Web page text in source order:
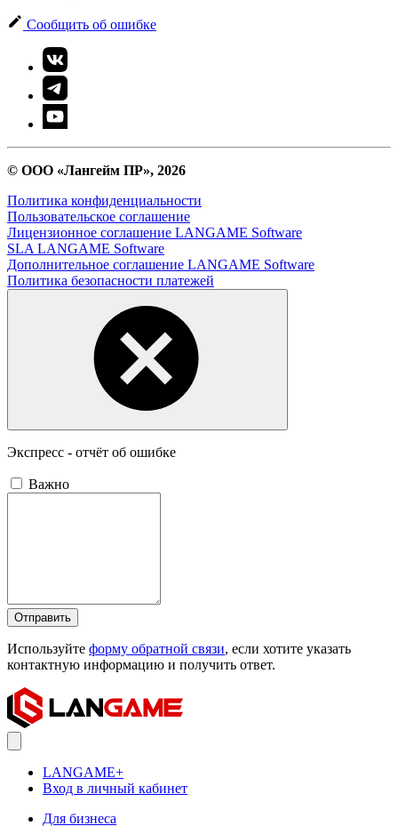
Сообщить об ошибке
© ООО «Лангейм ПР», 2026
Политика конфиденциальности
Пользовательское соглашение
Лицензионное соглашение LANGAME Software
SLA LANGAME Software
Дополнительное соглашение LANGAME Software
Политика безопасности платежей
Экспресс - отчёт об ошибке
Важно
Отправить
Используйте форму обратной связи, если хотите указать
контактную информацию и получить ответ.
LANGAME+
Вход в личный кабинет
Для бизнеса